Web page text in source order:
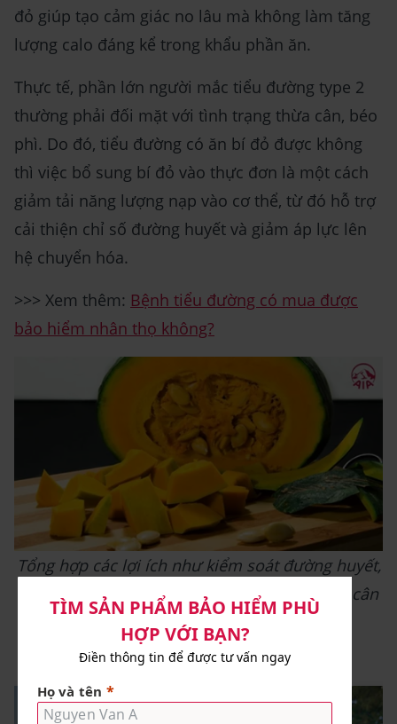
đỏ giúp tạo cảm giác no lâu mà không làm tăng
lượng calo đáng kể trong khẩu phần ăn.
Thực tế, phần lớn người mắc tiểu đường type 2
thường phải đối mặt với tình trạng thừa cân, béo
phì. Do đó, tiểu đường có ăn bí đỏ được không
thì việc bổ sung bí đỏ vào thực đơn là một cách
giảm tải năng lượng nạp vào cơ thể, từ đó hỗ trợ
cải thiện chỉ số đường huyết và giảm áp lực lên
hệ chuyển hóa.
>>> Xem thêm: Bệnh tiểu đường có mua được
bảo hiểm nhân thọ không?
Tổng hợp các lợi ích như kiểm soát đường huyết,
hỗ trợ insulin, chống oxy hóa và giúp duy trì cân
nặng.